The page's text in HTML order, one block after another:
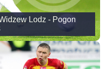
Lodz - Pogon